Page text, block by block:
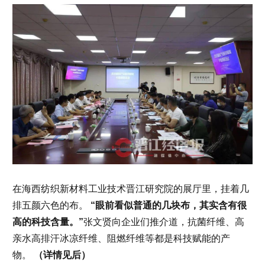
在海西纺织新材料工业技术晋江研究院的展厅里，挂着几
排五颜六色的布。 “眼前看似普通的几块布，其实含有很
高的科技含量。”张文贤向企业们推介道，抗菌纤维、高
亲水高排汗冰凉纤维、阻燃纤维等都是科技赋能的产
物。
（详情见后）